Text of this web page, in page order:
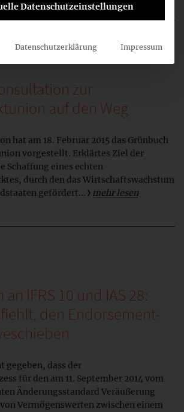
zur
auf den Weg
hat am 18. Februar 2015 das Grünbuch
vorgestellt. Erklärtes Ziel der
Schaffung eines echten
durch den das Wirtschaftswachstum
gefördert...
mehr lesen
IFRS 10 und IAS 28:
den Endorsement-
gegeben, dass der
für den am 11. September 2014 vom
Änderungsstandard Veräußerung
Vermögenswerten zwischen einem
Datenschutzeinstellungen
Datenschutzerklärung Impressum